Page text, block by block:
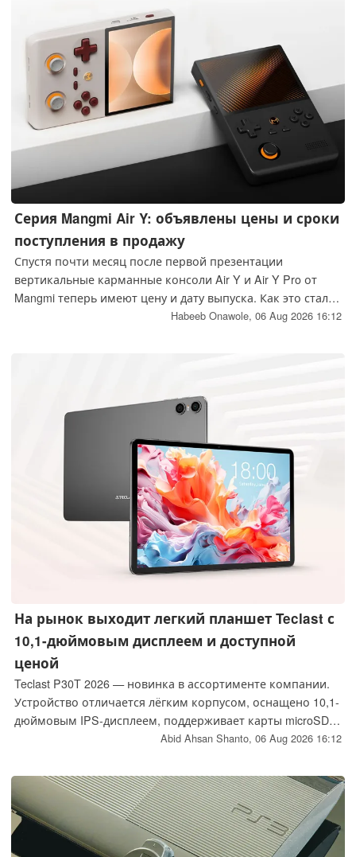
Серия Mangmi Air Y: объявлены цены и сроки
поступления в продажу
Спустя почти месяц после первой презентации
вертикальные карманные консоли Air Y и Air Y Pro от
Mangmi теперь имеют цену и дату выпуска. Как это стало
традицией в индустрии ретро-карманных консолей, для
Habeeb Onawole, 06 Aug 2026 16:12
На рынок выходит легкий планшет Teclast с
10,1-дюймовым дисплеем и доступной
ценой
Teclast P30T 2026 — новинка в ассортименте компании.
Устройство отличается лёгким корпусом, оснащено 10,1-
дюймовым IPS-дисплеем, поддерживает карты microSD
объёмом до 1 ТБ и имеет систему стереодинамиков.
Abid Ahsan Shanto, 06 Aug 2026 16:12